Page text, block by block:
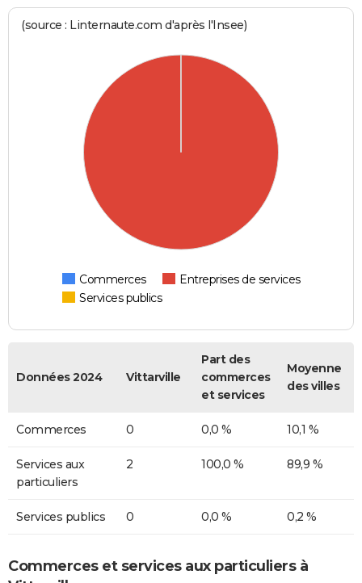
(source : Linternaute.com d'après l'Insee)
Commerces
Entreprises de services
Services publics
Données 2024 Vittarville
Part des
commerces
et services
Moyenne
des villes
Commerces 0 0,0 % 10,1 %
Services aux
particuliers
2 100,0 % 89,9 %
Services publics 0 0,0 % 0,2 %
Commerces et services aux particuliers à